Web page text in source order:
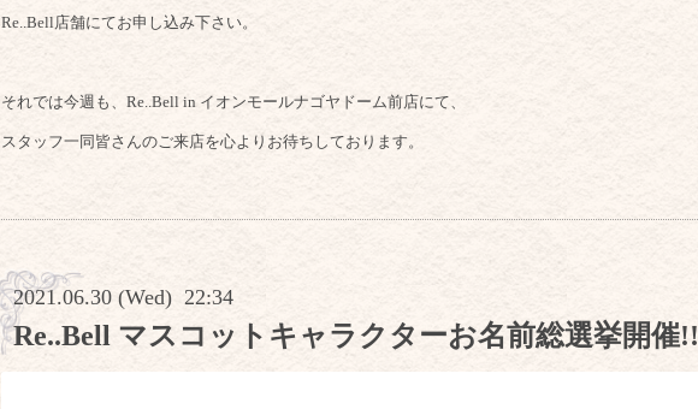
Re..Bell店舗にてお申し込み下さい。
それでは今週も、Re..Bell in イオンモールナゴヤドーム前店にて、
スタッフ一同皆さんのご来店を心よりお待ちしております。
2021.06.30 (Wed) 22:34
Re..Bell マスコットキャラクターお名前総選挙開催!!